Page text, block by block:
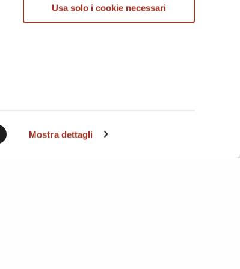
Mostra dettagli
Usa solo i cookie necessari